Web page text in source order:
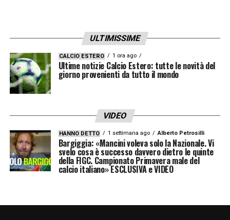
non si sa mai, il calcio è imprevedibile. Noi
proveremo a vincere. Noi possiamo solo
preparare al meglio alla gara, per il resto non
possiamo influenzare niente
LA PLAYLIST DELLE NOSTRE TOP NEWS
ULTIMISSIME
CALCIO ESTERO 1 ora ago
Ultime notizie Calcio Estero: tutte le novità del
giorno provenienti da tutto il mondo
VIDEO
HANNO DETTO 1 settimana ago Alberto Petrosilli
Bargiggia: «Mancini voleva solo la Nazionale. Vi
svelo cosa è successo davvero dietro le quinte
della FIGC. Campionato Primavera male del
calcio italiano» ESCLUSIVA e VIDEO